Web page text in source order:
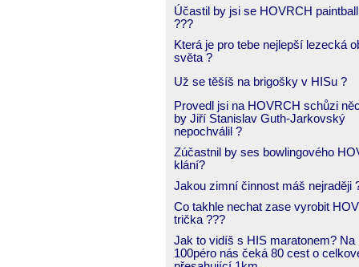
Účastil by jsi se HOVRCH
???
Která je pro tebe nejlepší lezecká
světa ?
Už se těšíš na brigošky v HISu ?
Provedl jsi na HOVRCH schůzi
by Jiří Stanislav Guth-Jarkovský
nepochválil ?
Zúčastnil by ses bowlingového
klání?
Jakou zimní činnost máš nejraději
Co takhle nechat zase vyrobit
trička ???
Jak to vidíš s HIS maratonem? Na
100péro nás čeká 80 cest o